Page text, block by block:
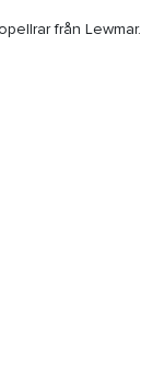
från Lewmar.